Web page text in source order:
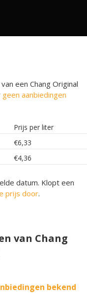
een Chang Original
geen aanbiedingen
Prijs per liter
€6,33
€4,36
datum. Klopt een
prijs door.
van Chang
bekend